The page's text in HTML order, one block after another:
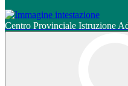
Centro Provinciale Istruzione